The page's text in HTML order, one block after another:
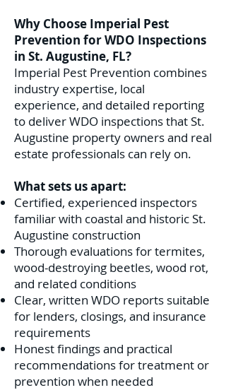
Why Choose Imperial Pest
Prevention for WDO Inspections
in St. Augustine, FL?
Imperial Pest Prevention combines
industry expertise, local
experience, and detailed reporting
to deliver WDO inspections that St.
Augustine property owners and real
estate professionals can rely on.
What sets us apart:
Certified, experienced inspectors
familiar with coastal and historic St.
Augustine construction
Thorough evaluations for termites,
wood-destroying beetles, wood rot,
and related conditions
Clear, written WDO reports suitable
for lenders, closings, and insurance
requirements
Honest findings and practical
recommendations for treatment or
prevention when needed